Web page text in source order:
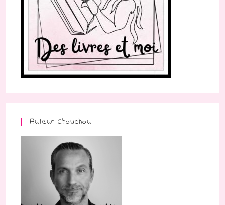
Auteur Chouchou